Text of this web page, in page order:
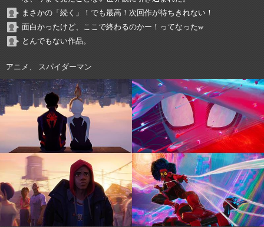
まさかの「続く」！でも最高！次回作が待ちきれない！
面白かったけど、ここで終わるのかー！ってなったw
とんでもない作品。
アニメ、 スパイダーマン